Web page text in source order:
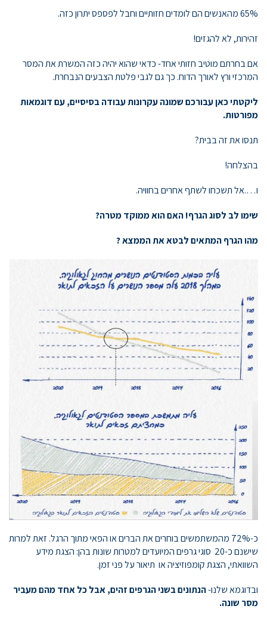
65% מהאנשים הם לומדים חזותיים וחבל לפספס יתרון כזה.
זהירות, לא להגזים!
אם בחרתם מוטיב חזותי אחד- כדאי שהוא יהיה כזה המשרת את המסר
המרכזי ורץ לאורך הדוח. כך גם לגבי פלטת הצבעים הנבחרת.
ליקטתי כאן עבורכם שמונה עקרונות עבודה בסיסיים, עם דוגמאות
מפורטות.
תנסו את זה בבית?
בהצלחה!
ו….אל תשכחו לשתף אחרים בחוויה.
שימו לב לסוג הגרף! האם הוא ממוקד מטרה?
מהו הגרף המתאים לבטא את הממצא ?
כ-72% מהמשתמשים בוחרים את הברים או הפאי מתוך הרגל. זאת למרות
שישנם כ-20 סוגי גרפים המיועדים למטרות שונות בהן: הצגת מידע
השוואתי, הצגת קומפוזיציה או תיאור על פני זמן.
ובדוגמא שלנו-הנתונים בשני הגרפים זהים, אבל כל אחד מהם מעביר
מסר שונה.